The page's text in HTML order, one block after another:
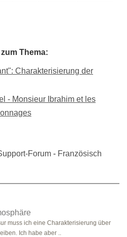
Thema:
Charakterisierung der
- Monsieur Ibrahim et les
Forum - Französisch
muss ich eine Charakterisierung über
Ich habe aber ..